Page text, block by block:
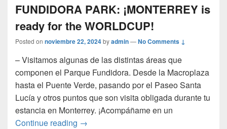
FUNDIDORA PARK: ¡MONTERREY is
ready for the WORLDCUP!
Posted on noviembre 22, 2024byadmin—No Comments ↓
– Visitamos algunas de las distintas áreas que
componen el Parque Fundidora. Desde la Macroplaza
hasta el Puente Verde, pasando por el Paseo Santa
Lucía y otros puntos que son visita obligada durante tu
estancia en Monterrey. ¡Acompáñame en un
Continue reading FUNDIDORA PARK: ¡MONTERREY is
→